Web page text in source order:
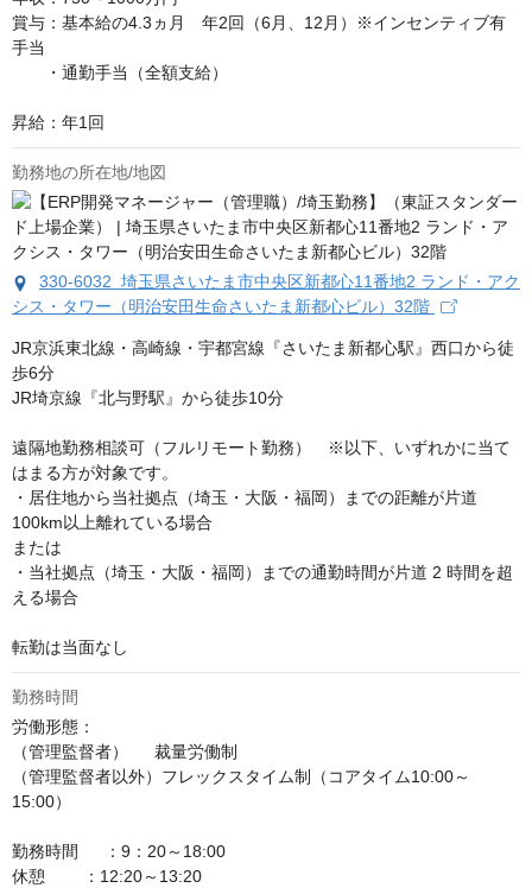
賞与：基本給の4.3ヵ月　年2回（6月、12月）※インセンティブ有
手当
・通勤手当（全額支給）
昇給：年1回
勤務地の所在地/地図
330-6032 埼玉県さいたま市中央区新都心11番地2 ランド・アク
シス・タワー（明治安田生命さいたま新都心ビル）32階
JR京浜東北線・高崎線・宇都宮線『さいたま新都心駅』西口から徒
歩6分
JR埼京線『北与野駅』から徒歩10分
遠隔地勤務相談可（フルリモート勤務）　※以下、いずれかに当て
はまる方が対象です。
・居住地から当社拠点（埼玉・大阪・福岡）までの距離が片道
100km以上離れている場合
または
・当社拠点（埼玉・大阪・福岡）までの通勤時間が片道 2 時間を超
える場合
転勤は当面なし
勤務時間
労働形態：
（管理監督者）　  裁量労働制
（管理監督者以外）フレックスタイム制（コアタイム10:00～
15:00）
勤務時間　  ：9：20～18:00
休憩        ：12:20～13:20